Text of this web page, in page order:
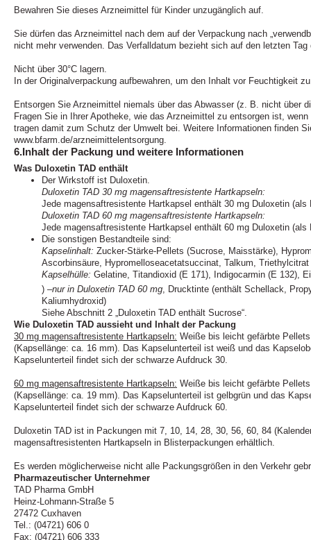
Bewahren Sie dieses Arzneimittel für Kinder unzugänglich auf.
Sie dürfen das Arzneimittel nach dem auf der Verpackung nach
nicht mehr verwenden. Das Verfalldatum bezieht sich auf den letzten
Nicht über 30°C lagern.
In der Originalverpackung aufbewahren, um den Inhalt vor Feuchtigkeit
Entsorgen Sie Arzneimittel niemals über das Abwasser (z. B. nicht über
Fragen Sie in Ihrer Apotheke, wie das Arzneimittel zu entsorgen ist,
tragen damit zum Schutz der Umwelt bei. Weitere Informationen finden
www.bfarm.de/arzneimittelentsorgung.
6.Inhalt der Packung und weitere Informationen
Was Duloxetin TAD enthält
Der Wirkstoff ist Duloxetin.
Duloxetin TAD 30 mg magensaftresistente Hartkapseln:
Jede magensaftresistente Hartkapsel enthält 30 mg Duloxetin (als
Duloxetin TAD 60 mg magensaftresistente Hartkapseln:
Jede magensaftresistente Hartkapsel enthält 60 mg Duloxetin (als
Die sonstigen Bestandteile sind:
Kapselinhalt: Zucker-Stärke-Pellets (Sucrose, Maisstärke),
Ascorbinsäure, Hypromelloseacetatsuccinat, Talkum,
Kapselhülle: Gelatine, Titandioxid (E 171), Indigocarmin (E 132),
) –nur in Duloxetin TAD 60 mg, Drucktinte (enthält Schellack,
Kaliumhydroxid)
Siehe Abschnitt 2 „Duloxetin TAD enthält Sucrose“.
Wie Duloxetin TAD aussieht und Inhalt der Packung
30 mg magensaftresistente Hartkapseln: Weiße bis leicht gefärbte
(Kapsellänge: ca. 16 mm). Das Kapselunterteil ist weiß und das
Kapselunterteil findet sich der schwarze Aufdruck 30.
60 mg magensaftresistente Hartkapseln: Weiße bis leicht gefärbte
(Kapsellänge: ca. 19 mm). Das Kapselunterteil ist gelbgrün und das
Kapselunterteil findet sich der schwarze Aufdruck 60.
Duloxetin TAD ist in Packungen mit 7, 10, 14, 28, 30, 56, 60, 84
magensaftresistenten Hartkapseln in Blisterpackungen erhältlich.
Es werden möglicherweise nicht alle Packungsgrößen in den Verkehr
Pharmazeutischer Unternehmer
TAD Pharma GmbH
Heinz-Lohmann-Straße 5
27472 Cuxhaven
Tel.: (04721) 606 0
Fax: (04721) 606 333